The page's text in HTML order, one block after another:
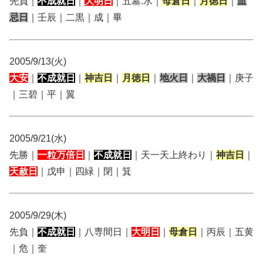
忌日
｜壬辰｜二黒｜成｜畢
2005/9/13(火)
大安
不成就日 神吉日 月徳日 地火日 大禍日
｜庚子
｜三碧｜平｜翼
2005/9/21(水)
先勝｜ 一粒万倍日 不成就日 ｜天一天上終わり｜ 神吉日
天赦日
｜戊申｜四緑｜閉｜箕
2005/9/29(木)
先負｜ 不成就日 ｜八専間日｜ 大明日 母倉日
｜丙辰｜五黄
｜危｜奎